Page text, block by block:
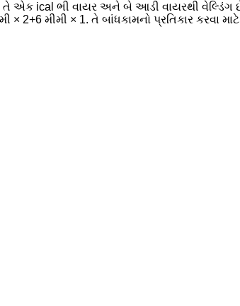
તે એક ical ભી વાયર અને બે આડી વાયરથી વેલ્ડિંગ
મીમી × 1. તે બાંધકામનો પ્રતિકાર કરવા